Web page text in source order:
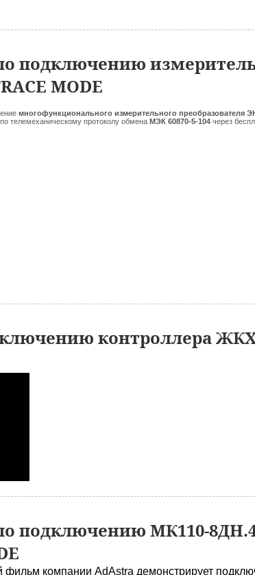
подключению
MODE
многофункционального измерительного преобразователя
по телемеханическому протоколу обмена МЭК 60870-5-104 через
контроллера
подключению МК110-
фильм компании AdAstra демонстрирует